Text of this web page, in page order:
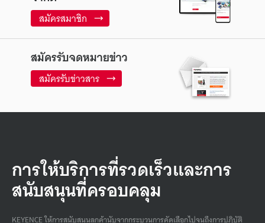
สมัครสมาชิก
สมัครรับจดหมายข่าว
สมัครรับข่าวสาร
การให้บริการที่รวดเร็วและการ
สนับสนุนที่ครอบคลุม
KEYENCE ให้การสนับสนุนลูกค้านับจากกระบวนการคัดเลือกไปจนถึงการปฏิบัติ